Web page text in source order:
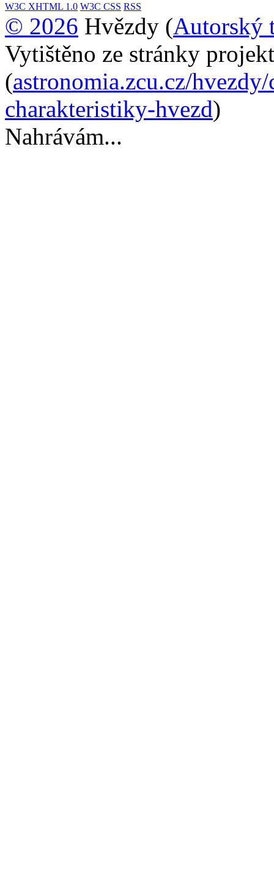
W3C XHTML 1.0 W3C CSS RSS
© 2026 Hvězdy (Autorský
Vytištěno ze stránky
(astronomia.zcu.cz/
charakteristiky-hvezd)
Nahrávám...